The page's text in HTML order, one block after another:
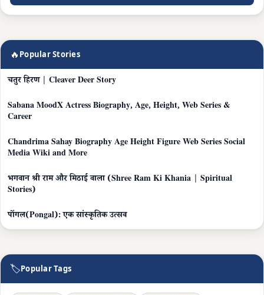
🔥 Popular Stories
चतुर हिरण | Cleaver Deer Story
Sabana MoodX Actress Biography, Age, Height, Web Series &
Career
Chandrima Sahay Biography Age Height Figure Web Series Social
Media Wiki and More
भगवान श्री राम और मिठाई वाला (Shree Ram Ki Khania | Spiritual
Stories)
पोंगल(Pongal): एक सांस्कृतिक उत्सव
🏷Popular Tags